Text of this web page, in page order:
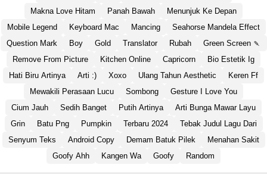
Makna Love Hitam
Panah Bawah
Menunjuk Ke Depan
Mobile Legend
Keyboard Mac Mancing
Seahorse Mandela Effect
Question Mark
Boy Gold Translator Rubah
Green Screen 🍡
Remove From Picture
Kitchen Online Capricorn
Bio Estetik Ig
Hati Biru Artinya
Arti :) Xoxo Ulang Tahun Aesthetic
Keren Ff
Mewakili Perasaan Lucu
Sombong
Gesture I Love You
Cium Jauh
Sedih Banget Putih Artinya
Arti Bunga Mawar Layu
Grin
Batu Png Pumpkin Terbaru 2024
Tebak Judul Lagu Dari
Senyum Teks
Android Copy Demam Batuk Pilek
Menahan Sakit
Goofy Ahh
Kangen Wa Goofy Random